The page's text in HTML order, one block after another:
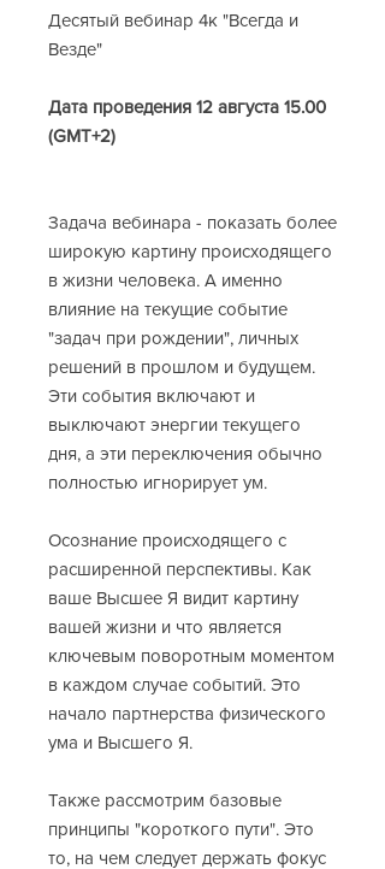
Десятый вебинар 4к "Всегда и
Везде"
Дата проведения 12 августа 15.00
(GMT+2)
Задача вебинара - показать более
широкую картину происходящего
в жизни человека. А именно
влияние на текущие событие
"задач при рождении", личных
решений в прошлом и будущем.
Эти события включают и
выключают энергии текущего
дня, а эти переключения обычно
полностью игнорирует ум.
Осознание происходящего с
расширенной перспективы. Как
ваше Высшее Я видит картину
вашей жизни и что является
ключевым поворотным моментом
в каждом случае событий. Это
начало партнерства физического
ума и Высшего Я.
Также рассмотрим базовые
принципы "короткого пути". Это
то, на чем следует держать фокус